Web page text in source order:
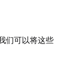
们可以将这些